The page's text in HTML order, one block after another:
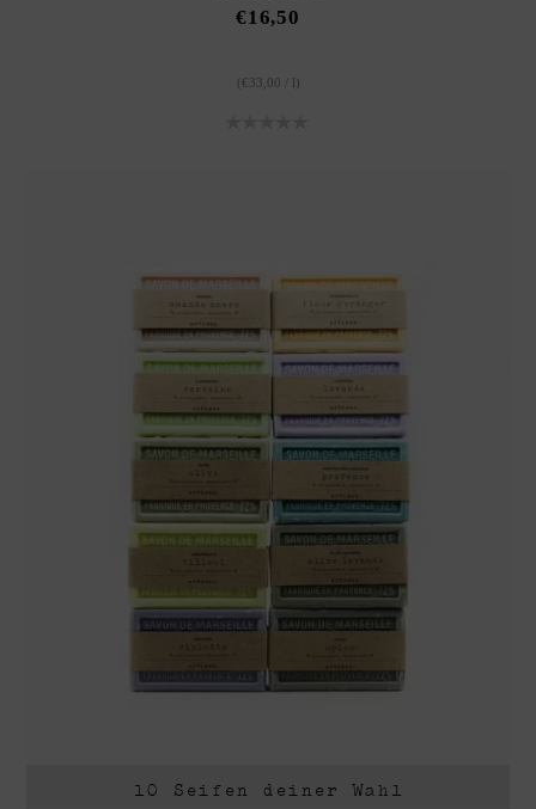
€16,50
( €33,00 l )
10 Seifen deiner Wahl